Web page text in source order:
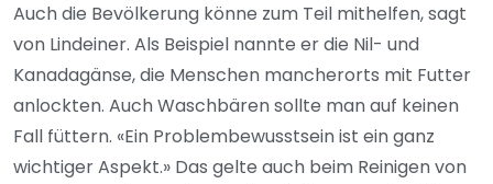
Auch die Bevölkerung könne zum Teil mithelfen, sagt
von Lindeiner. Als Beispiel nannte er die Nil- und
Kanadagänse, die Menschen mancherorts mit Futter
anlockten. Auch Waschbären sollte man auf keinen
Fall füttern. «Ein Problembewusstsein ist ein ganz
wichtiger Aspekt.» Das gelte auch beim Reinigen von